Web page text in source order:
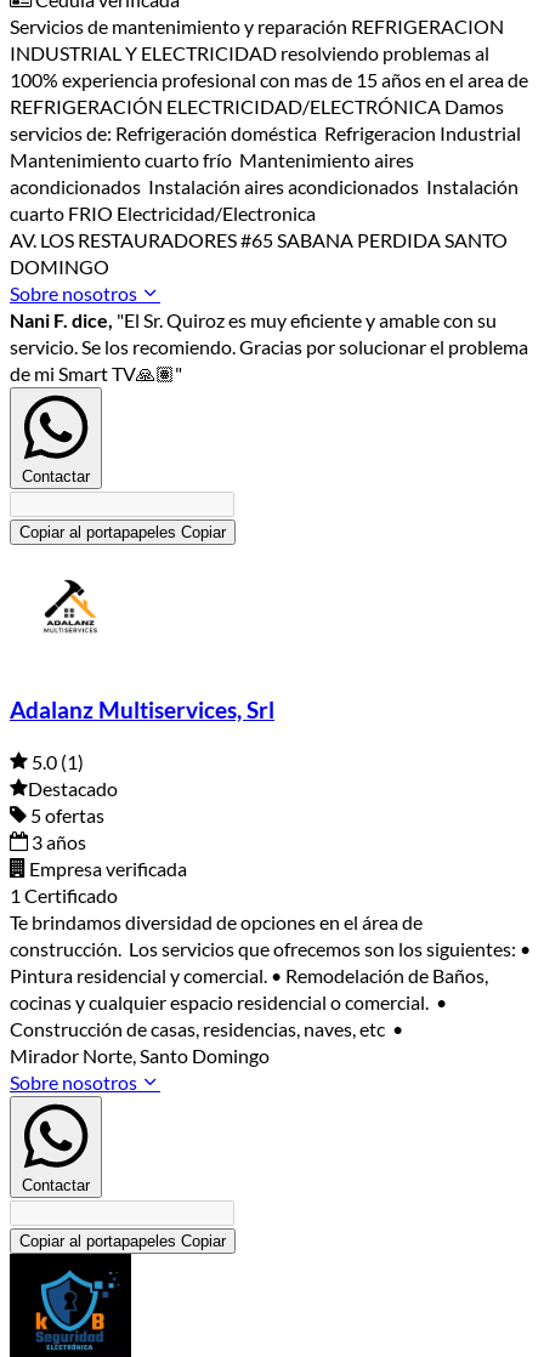
Servicios de mantenimiento y reparación REFRIGERACION
INDUSTRIAL Y ELECTRICIDAD resolviendo problemas al
100% experiencia profesional con mas de 15 años en el area de
REFRIGERACIÓN ELECTRICIDAD/ELECTRÓNICA Damos
servicios de: Refrigeración doméstica Refrigeracion Industrial
Mantenimiento cuarto frío Mantenimiento aires
acondicionados Instalación aires acondicionados Instalación
cuarto FRIO Electricidad/Electronica
AV. LOS RESTAURADORES #65 SABANA PERDIDA SANTO
DOMINGO
Sobre nosotros
Nani F. dice, "El Sr. Quiroz es muy eficiente y amable con su
servicio. Se los recomiendo. Gracias por solucionar el problema
de mi Smart TV🙏🏽"
Contactar
Copiar al portapapeles Copiar
Adalanz Multiservices, Srl
5.0 (1)
Destacado
5 ofertas
3 años
Empresa verificada
1 Certificado
Te brindamos diversidad de opciones en el área de
construcción. Los servicios que ofrecemos son los siguientes: •
Pintura residencial y comercial. • Remodelación de Baños,
cocinas y cualquier espacio residencial o comercial. •
Construcción de casas, residencias, naves, etc •
Mirador Norte, Santo Domingo
Sobre nosotros
Contactar
Copiar al portapapeles Copiar